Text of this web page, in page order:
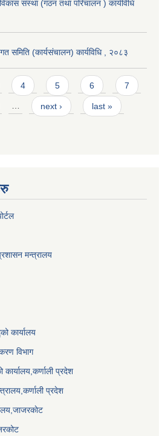
संस्था (गठन तथा परिचालन ) कार्यविधि
समिति (कार्यसंचालन) कार्यविधि , २०८३
4 5 6 7
… next › last »
मन्त्रालय
कार्यालय
विभाग
कार्यालय,कर्णाली प्रदेश
प्रदेश